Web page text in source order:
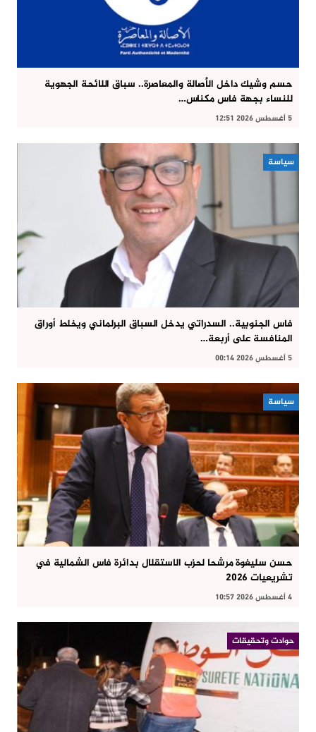
حسم وشيك داخل الأصالة والمعاصرة.. سباق اللائحة الجهوية
للنساء بجهة فاس مكناس…
5 أغسطس 2026 12:51
سياسة
فاس الجنوبية.. السدراتي يدخل السباق البرلماني ويخلط أوراق
المنافسة على أربعة…
5 أغسطس 2026 00:14
سياسة
حسن سليغوة مرشحا لحزب الاستقلال بدائرة فاس الشمالية في
تشريعيات 2026
4 أغسطس 2026 10:57
حوادت وتحقيقات